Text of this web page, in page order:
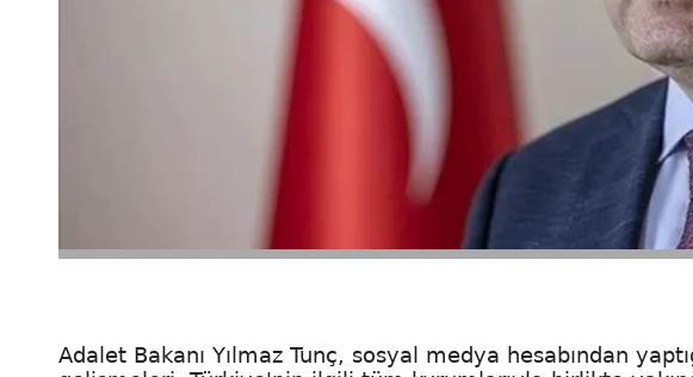
Adalet Bakanı Yılmaz Tunç, sosyal medya hesabından